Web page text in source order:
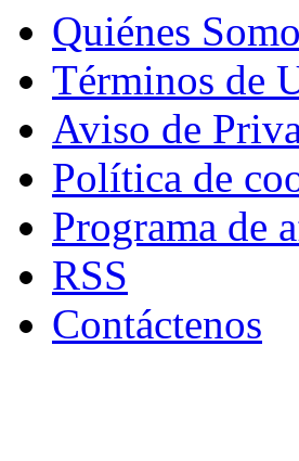
Quiénes
Términos de
Aviso de
Política de
Programa de
RSS
Contáctenos